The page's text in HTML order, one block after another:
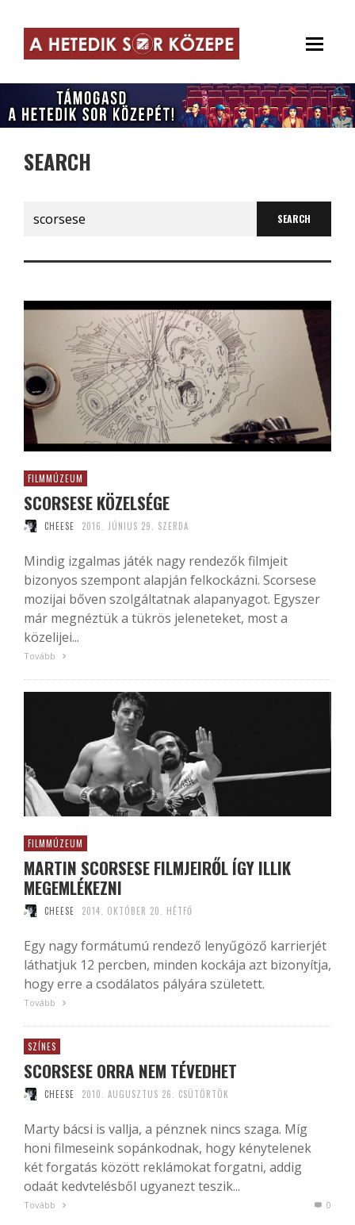
SEARCH
for:
FILMMÚZEUM
SCORSESE KÖZELSÉGE
CHEESE 2016. JÚNIUS 29. SZERDA
Mindig izgalmas játék nagy rendezők filmjeit
bizonyos szempont alapján felkockázni. Scorsese
mozijai bőven szolgáltatnak alapanyagot. Egyszer
már megnéztük a tükrös jeleneteket, most a
közelijei...
Tovább
FILMMÚZEUM
MARTIN SCORSESE FILMJEIRŐL ÍGY ILLIK
MEGEMLÉKEZNI
CHEESE 2014. OKTÓBER 20. HÉTFŐ
Egy nagy formátumú rendező lenyűgöző karrierjét
láthatjuk 12 percben, minden kockája azt bizonyítja,
hogy erre a csodálatos pályára született.
Tovább
SZÍNES
SCORSESE ORRA NEM TÉVEDHET
CHEESE 2010. AUGUSZTUS 26. CSÜTÖRTÖK
Marty bácsi is vallja, a pénznek nincs szaga. Míg
honi filmeseink sopánkodnak, hogy kénytelenek
két forgatás között reklámokat forgatni, addig
odaát kedvtelésből ugyanezt teszik...
Tovább 0